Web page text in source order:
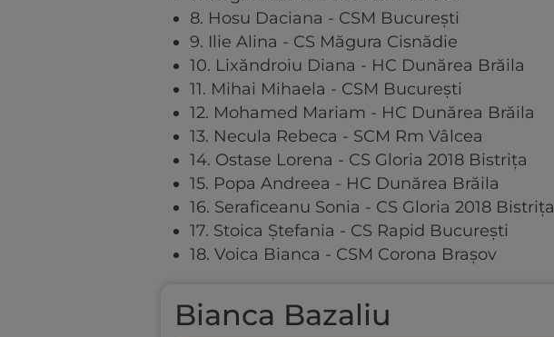
8. Hosu Daciana - CSM Bucureşti
9. Ilie Alina - CS Măgura Cisnădie
10. Lixăndroiu Diana - HC Dunărea Brăila
11. Mihai Mihaela - CSM Bucureşti
12. Mohamed Mariam - HC Dunărea Brăila
13. Necula Rebeca - SCM Rm Vâlcea
14. Ostase Lorena - CS Gloria 2018 Bistriţa
15. Popa Andreea - HC Dunărea Brăila
16. Seraficeanu Sonia - CS Gloria 2018 Bistriţa
17. Stoica Ştefania - CS Rapid Bucureşti
18. Voica Bianca - CSM Corona Braşov
Bianca Bazaliu